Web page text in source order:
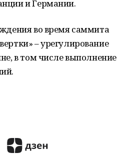
и Германии.
во время саммита
– урегулирование
в том числе выполнение